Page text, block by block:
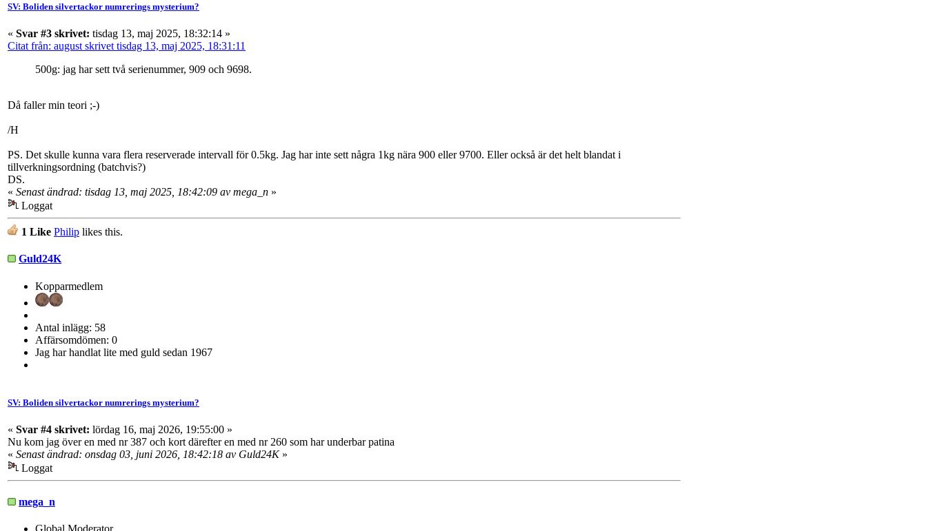
SV: Boliden silvertackor numrerings mysterium?
« Svar #3 skrivet: tisdag 13, maj 2025, 18:32:14 »
Citat från: august skrivet tisdag 13, maj 2025, 18:31:11
500g: jag har sett två serienummer, 909 och 9698.
Då faller min teori ;-)
/H
PS. Det skulle kunna vara flera reserverade intervall för 0.5kg. Jag har inte sett några 1kg nära 900 eller 9700. Eller också är det helt blandat i
tillverkningsordning (batchvis?)
DS.
« Senast ändrad: tisdag 13, maj 2025, 18:42:09 av mega_n »
Loggat
1 Like Philip likes this.
Guld24K
Kopparmedlem
Antal inlägg: 58
Affärsomdömen: 0
Jag har handlat lite med guld sedan 1967
SV: Boliden silvertackor numrerings mysterium?
« Svar #4 skrivet: lördag 16, maj 2026, 19:55:00 »
Nu kom jag över en med nr 387 och kort därefter en med nr 260 som har underbar patina
« Senast ändrad: onsdag 03, juni 2026, 18:42:18 av Guld24K»
Loggat
mega_n